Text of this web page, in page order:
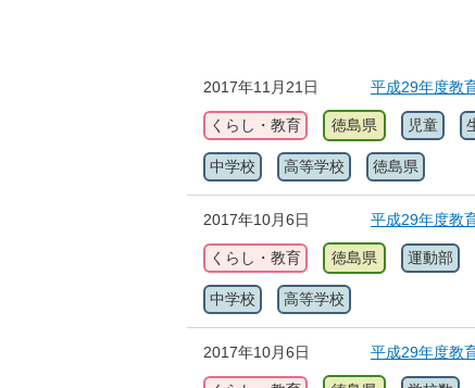
2017年11月21日 平成29年度教
くらし・教育 徳島県 児童
中学校 高等学校 徳島県
2017年10月6日 平成29年度教
くらし・教育 徳島県 運動部
中学校 高等学校
2017年10月6日 平成29年度教